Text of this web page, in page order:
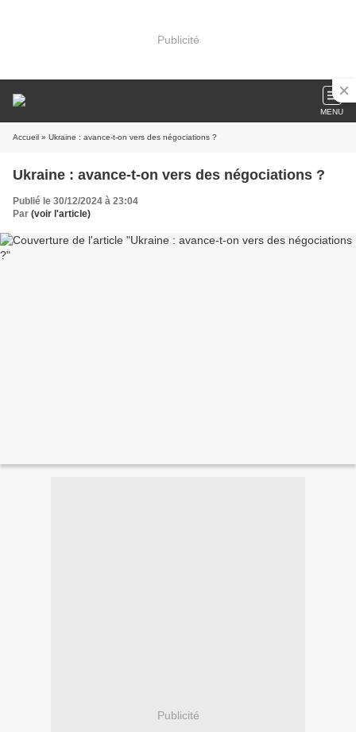
Publicité
MENU
Accueil » Ukraine : avance-t-on vers des négociations ?
Ukraine : avance-t-on vers des négociations ?
Publié le 30/12/2024 à 23:04
Par (voir l'article)
Publicité